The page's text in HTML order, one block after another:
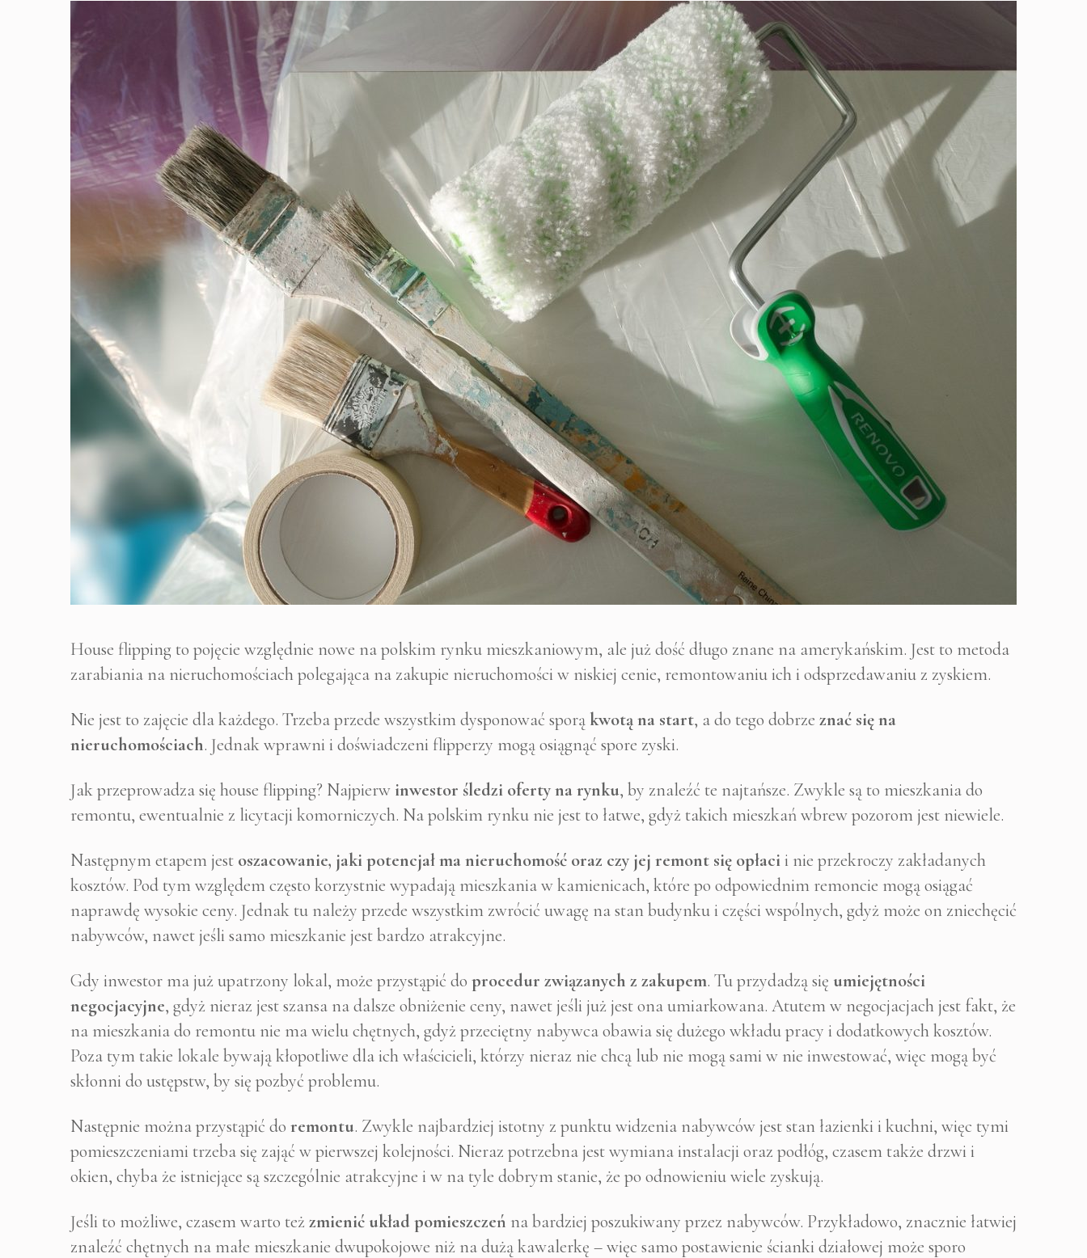
House flipping to pojęcie względnie nowe na polskim rynku mieszkaniowym, ale już dość długo znane na amerykańskim. Jest to metoda
zarabiania na nieruchomościach polegająca na zakupie nieruchomości w niskiej cenie, remontowaniu ich i odsprzedawaniu z zyskiem.
Nie jest to zajęcie dla każdego. Trzeba przede wszystkim dysponować sporą kwotą na start, a do tego dobrze znać się na
nieruchomościach. Jednak wprawni i doświadczeni flipperzy mogą osiągnąć spore zyski.
Jak przeprowadza się house flipping? Najpierw inwestor śledzi oferty na rynku, by znaleźć te najtańsze. Zwykle są to mieszkania do
remontu, ewentualnie z licytacji komorniczych. Na polskim rynku nie jest to łatwe, gdyż takich mieszkań wbrew pozorom jest niewiele.
Następnym etapem jest oszacowanie, jaki potencjał ma nieruchomość oraz czy jej remont się opłacii nie przekroczy zakładanych
kosztów. Pod tym względem często korzystnie wypadają mieszkania w kamienicach, które po odpowiednim remoncie mogą osiągać
naprawdę wysokie ceny. Jednak tu należy przede wszystkim zwrócić uwagę na stan budynku i części wspólnych, gdyż może on zniechęcić
nabywców, nawet jeśli samo mieszkanie jest bardzo atrakcyjne.
Gdy inwestor ma już upatrzony lokal, może przystąpić do procedur związanych z zakupem. Tu przydadzą się umiejętności
negocjacyjne, gdyż nieraz jest szansa na dalsze obniżenie ceny, nawet jeśli już jest ona umiarkowana. Atutem w negocjacjach jest fakt, że
na mieszkania do remontu nie ma wielu chętnych, gdyż przeciętny nabywca obawia się dużego wkładu pracy i dodatkowych kosztów.
Poza tym takie lokale bywają kłopotliwe dla ich właścicieli, którzy nieraz nie chcą lub nie mogą sami w nie inwestować, więc mogą być
skłonni do ustępstw, by się pozbyć problemu.
Następnie można przystąpić do remontu. Zwykle najbardziej istotny z punktu widzenia nabywców jest stan łazienki i kuchni, więc tymi
pomieszczeniami trzeba się zająć w pierwszej kolejności. Nieraz potrzebna jest wymiana instalacji oraz podłóg, czasem także drzwi i
okien, chyba że istniejące są szczególnie atrakcyjne i w na tyle dobrym stanie, że po odnowieniu wiele zyskują.
Jeśli to możliwe, czasem warto też zmienić układ pomieszczeń na bardziej poszukiwany przez nabywców. Przykładowo, znacznie łatwiej
znaleźć chętnych na małe mieszkanie dwupokojowe niż na dużą kawalerkę – więc samo postawienie ścianki działowej może sporo